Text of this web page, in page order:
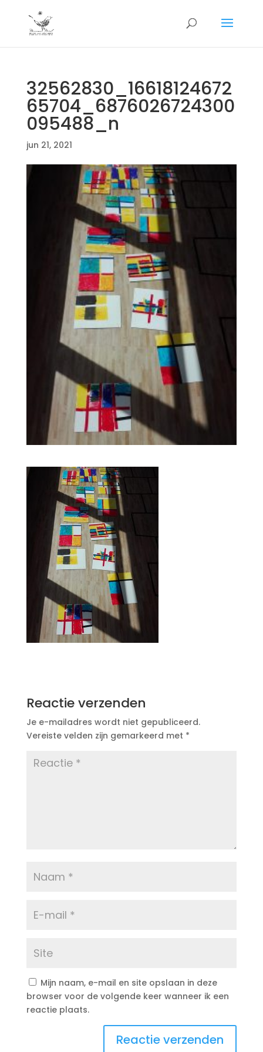
32562830_16618124672
65704_6876026724300
095488_n
jun 21, 2021
Reactie verzenden
Je e-mailadres wordt niet gepubliceerd.
Vereiste velden zijn gemarkeerd met *
Mijn naam, e-mail en site opslaan in deze
browser voor de volgende keer wanneer ik een
reactie plaats.